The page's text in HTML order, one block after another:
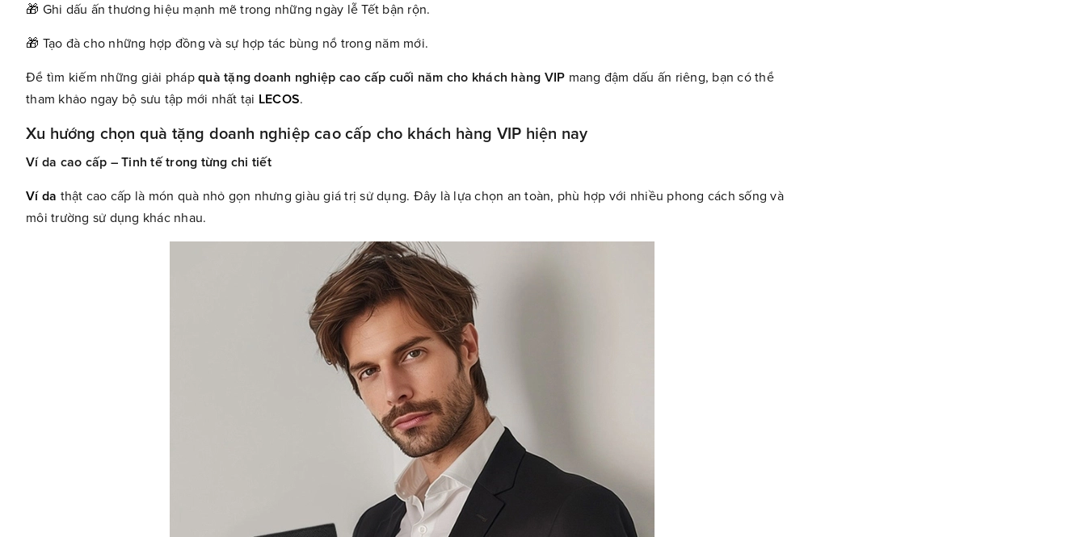
🎁 Ghi dấu ấn thương hiệu mạnh mẽ trong những ngày lễ Tết bận rộn.
🎁 Tạo đà cho những hợp đồng và sự hợp tác bùng nổ trong năm mới.
Để tìm kiếm những giải pháp quà tặng doanh nghiệp cao cấp cuối năm cho khách hàng VIP mang đậm dấu ấn riêng, bạn có thể
tham khảo ngay bộ sưu tập mới nhất tại LECOS.
Xu hướng chọn quà tặng doanh nghiệp cao cấp cho khách hàng VIP hiện nay
Ví da cao cấp – Tinh tế trong từng chi tiết
Ví da thật cao cấp là món quà nhỏ gọn nhưng giàu giá trị sử dụng. Đây là lựa chọn an toàn, phù hợp với nhiều phong cách sống và
môi trường sử dụng khác nhau.